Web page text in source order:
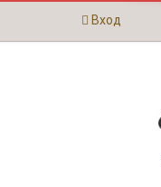
Вход